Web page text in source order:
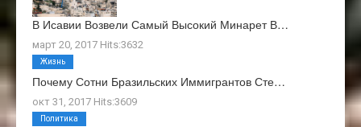
В Исавии Возвели Самый Высокий Минарет В…
март 20, 2017 Hits:3632
Почему Сотни Бразильских Иммигрантов Сте…
окт 31, 2017 Hits:3609
Жизнь
Политика